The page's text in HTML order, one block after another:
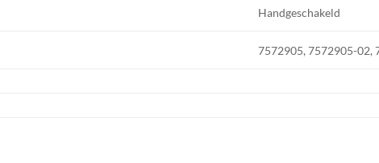
Handgeschakeld
7572905, 7572905-02,